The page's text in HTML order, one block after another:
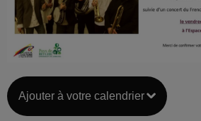
Ajouter à votre calendrier